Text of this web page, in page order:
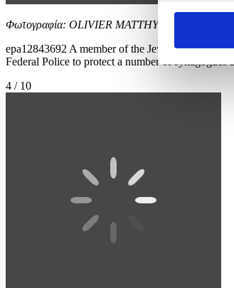
Φωτογραφία: OLIVIER MATTHYS
epa12843692 A member of the Jewish
Federal Police to protect a number of
4 / 10